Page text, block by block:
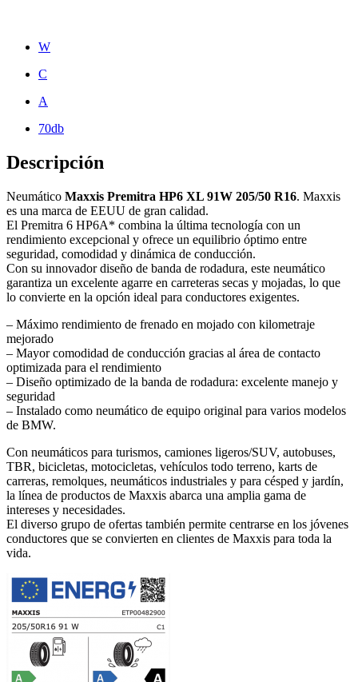
W
C
A
70db
Descripción
Neumático Maxxis Premitra HP6 XL 91W 205/50 R16. Maxxis
es una marca de EEUU de gran calidad.
El Premitra 6 HP6A* combina la última tecnología con un
rendimiento excepcional y ofrece un equilibrio óptimo entre
seguridad, comodidad y dinámica de conducción.
Con su innovador diseño de banda de rodadura, este neumático
garantiza un excelente agarre en carreteras secas y mojadas, lo que
lo convierte en la opción ideal para conductores exigentes.
– Máximo rendimiento de frenado en mojado con kilometraje
mejorado
– Mayor comodidad de conducción gracias al área de contacto
optimizada para el rendimiento
– Diseño optimizado de la banda de rodadura: excelente manejo y
seguridad
– Instalado como neumático de equipo original para varios modelos
de BMW.
Con neumáticos para turismos, camiones ligeros/SUV, autobuses,
TBR, bicicletas, motocicletas, vehículos todo terreno, karts de
carreras, remolques, neumáticos industriales y para césped y jardín,
la línea de productos de Maxxis abarca una amplia gama de
intereses y necesidades.
El diverso grupo de ofertas también permite centrarse en los jóvenes
conductores que se convierten en clientes de Maxxis para toda la
vida.